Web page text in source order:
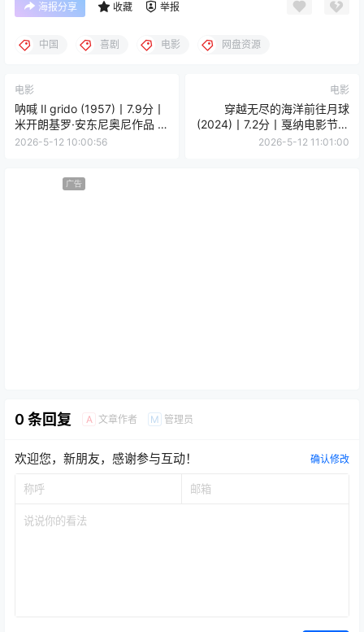
海报分享 收藏 举报
中国 喜剧 电影 网盘资源
电影
呐喊 Il grido (1957)丨7.9分丨
米开朗基罗·安东尼奥尼作品 意
大利语中字
2026-5-12 10:00:56
电影
穿越无尽的海洋前往月球
(2024)丨7.2分丨戛纳电影节展
映 热门夏日电影推荐 希腊语中
2026-5-12 11:01:00
广告
0 条回复 A 文章作者 M 管理员
欢迎您，新朋友，感谢参与互动！ 确认修改